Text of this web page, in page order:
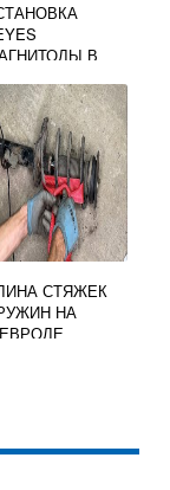
В
СТЯЖЕК
НА